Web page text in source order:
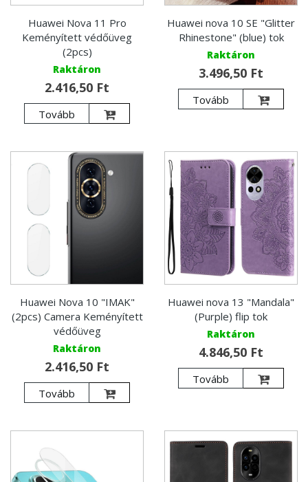
Huawei Nova 11 Pro
Keményített védőüveg
(2pcs)
Raktáron
2.416,50 Ft
Tovább
Huawei nova 10 SE "Glitter
Rhinestone" (blue) tok
Raktáron
3.496,50 Ft
Tovább
Huawei Nova 10 "IMAK"
(2pcs) Camera Keményített
védőüveg
Raktáron
2.416,50 Ft
Tovább
Huawei nova 13 "Mandala"
(Purple) flip tok
Raktáron
4.846,50 Ft
Tovább